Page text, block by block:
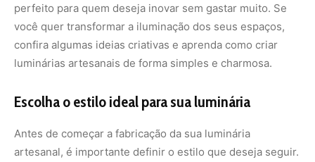
perfeito para quem deseja inovar sem gastar muito. Se
você quer transformar a iluminação dos seus espaços,
confira algumas ideias criativas e aprenda como criar
luminárias artesanais de forma simples e charmosa.
Escolha o estilo ideal para sua luminária
Antes de começar a fabricação da sua luminária
artesanal, é importante definir o estilo que deseja seguir.